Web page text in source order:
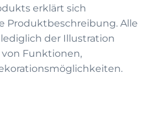
erklärt sich
Produktbeschreibung. Alle
der Illustration
Funktionen,